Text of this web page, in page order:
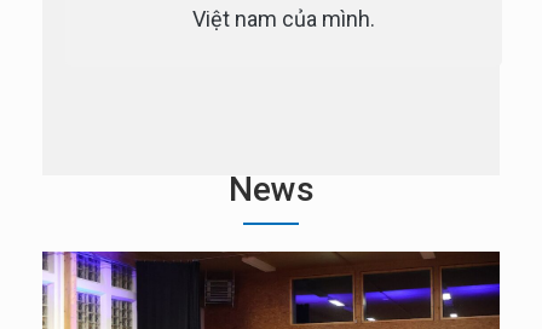
Việt nam của mình.
News